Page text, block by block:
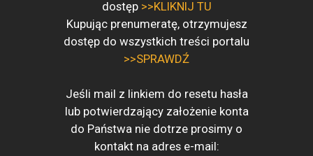
dostęp >>KLIKNIJ TU
Kupując prenumeratę, otrzymujesz
dostęp do wszystkich treści portalu
>>SPRAWDŹ
Jeśli mail z linkiem do resetu hasła
lub potwierdzający założenie konta
do Państwa nie dotrze prosimy o
kontakt na adres e-mail: